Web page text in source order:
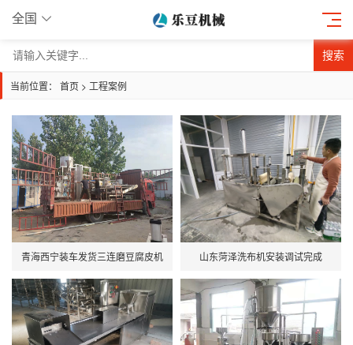
全国
搜索
当前位置： 首页 > 工程案例
青海西宁装车发货三连磨豆腐皮机 山东菏泽洗布机安装调试完成